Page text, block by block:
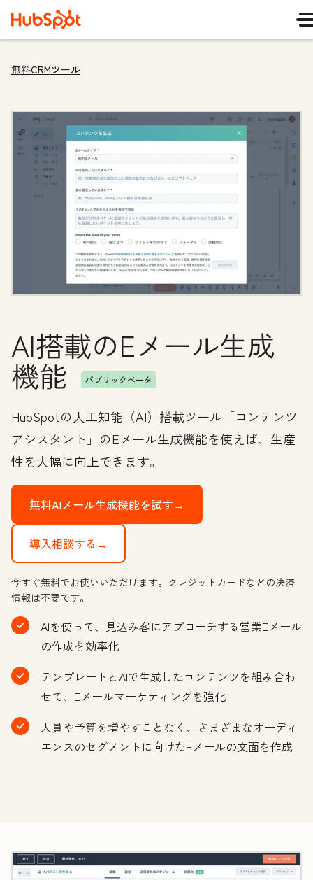
無料CRMツール
AI搭載のEメール生成
機能 パブリックベータ
HubSpotの人工知能（AI）搭載ツール「コンテンツ
アシスタント」のEメール生成機能を使えば、生産
性を大幅に向上できます。
無料AIメール生成機能を試す→
導入相談する→
今すぐ無料でお使いいただけます。クレジットカードなどの決済
情報は不要です。
AIを使って、見込み客にアプローチする営業Eメール
の作成を効率化
テンプレートとAIで生成したコンテンツを組み合わ
せて、Eメールマーケティングを強化
人員や予算を増やすことなく、さまざまなオーディ
エンスのセグメントに向けたEメールの文面を作成